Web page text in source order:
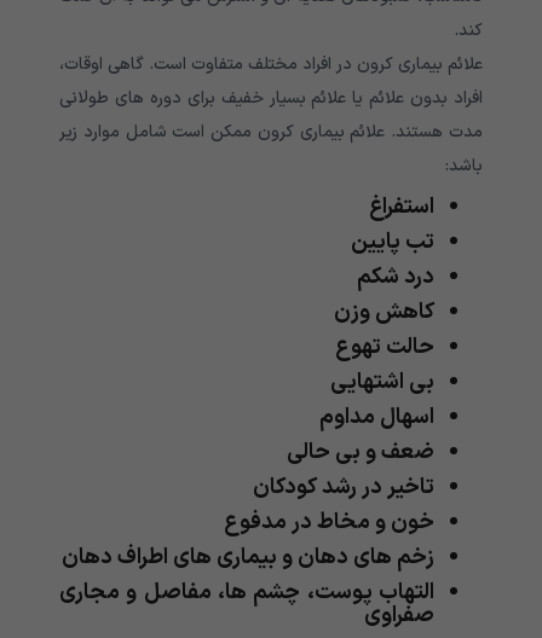
کند.
علائم بیماری کرون در افراد مختلف متفاوت است. گاهی اوقات،
افراد بدون علائم یا علائم بسیار خفیف برای دوره های طولانی
مدت هستند. علائم بیماری کرون ممکن است شامل موارد زیر
باشد:
استفراغ
تب پایین
درد شکم
کاهش وزن
حالت تهوع
بی اشتهایی
اسهال مداوم
ضعف و بی حالی
تاخیر در رشد کودکان
خون و مخاط در مدفوع
زخم های دهان و بیماری های اطراف دهان
التهاب پوست، چشم ها، مفاصل و مجاری
صفراوی